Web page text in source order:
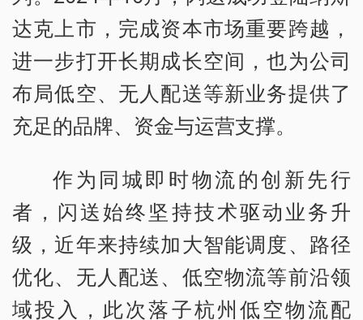
达克上市，完成资本市场重要跨越，
进一步打开长期成长空间，也为公司
布局低空、无人配送等新业务提供了
充足的品牌、资金与运营支撑。
作为同城即时物流的创新先行
者，闪送始终坚持技术驱动业务升
级，近年来持续加大智能调度、路径
优化、无人配送、低空物流等前沿领
域投入，此次落子杭州低空物流配